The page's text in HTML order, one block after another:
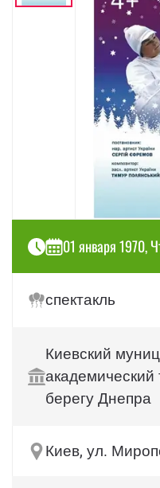
01 января 1970,
спектакль
Киевский
академический
берегу Днепра
Киев, ул.